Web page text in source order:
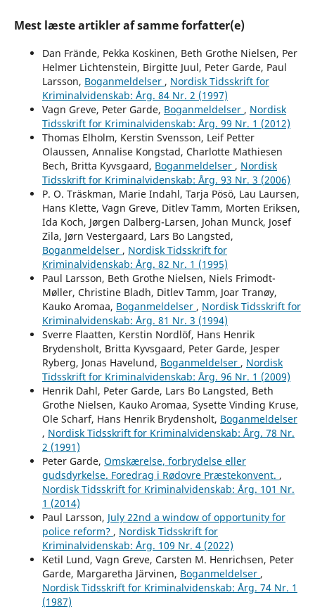
Mest læste artikler af samme forfatter(e)
Dan Frände, Pekka Koskinen, Beth Grothe Nielsen, Per
Helmer Lichtenstein, Birgitte Juul, Peter Garde, Paul
Larsson, Boganmeldelser , Nordisk Tidsskrift for
Kriminalvidenskab: Årg. 84 Nr. 2 (1997)
Vagn Greve, Peter Garde, Boganmeldelser , Nordisk
Tidsskrift for Kriminalvidenskab: Årg. 99 Nr. 1 (2012)
Thomas Elholm, Kerstin Svensson, Leif Petter
Olaussen, Annalise Kongstad, Charlotte Mathiesen
Bech, Britta Kyvsgaard, Boganmeldelser , Nordisk
Tidsskrift for Kriminalvidenskab: Årg. 93 Nr. 3 (2006)
P. O. Träskman, Marie Indahl, Tarja Pösö, Lau Laursen,
Hans Klette, Vagn Greve, Ditlev Tamm, Morten Eriksen,
Ida Koch, Jørgen Dalberg-Larsen, Johan Munck, Josef
Zila, Jørn Vestergaard, Lars Bo Langsted,
Boganmeldelser , Nordisk Tidsskrift for
Kriminalvidenskab: Årg. 82 Nr. 1 (1995)
Paul Larsson, Beth Grothe Nielsen, Niels Frimodt-
Møller, Christine Bladh, Ditlev Tamm, Joar Tranøy,
Kauko Aromaa, Boganmeldelser , Nordisk Tidsskrift for
Kriminalvidenskab: Årg. 81 Nr. 3 (1994)
Sverre Flaatten, Kerstin Nordlöf, Hans Henrik
Brydensholt, Britta Kyvsgaard, Peter Garde, Jesper
Ryberg, Jonas Havelund, Boganmeldelser , Nordisk
Tidsskrift for Kriminalvidenskab: Årg. 96 Nr. 1 (2009)
Henrik Dahl, Peter Garde, Lars Bo Langsted, Beth
Grothe Nielsen, Kauko Aromaa, Sysette Vinding Kruse,
Ole Scharf, Hans Henrik Brydensholt, Boganmeldelser
, Nordisk Tidsskrift for Kriminalvidenskab: Årg. 78 Nr.
2 (1991)
Peter Garde, Omskærelse, forbrydelse eller
gudsdyrkelse. Foredrag i Rødovre Præstekonvent. ,
Nordisk Tidsskrift for Kriminalvidenskab: Årg. 101 Nr.
1 (2014)
Paul Larsson, July 22nd a window of opportunity for
police reform? , Nordisk Tidsskrift for
Kriminalvidenskab: Årg. 109 Nr. 4 (2022)
Ketil Lund, Vagn Greve, Carsten M. Henrichsen, Peter
Garde, Margaretha Järvinen, Boganmeldelser ,
Nordisk Tidsskrift for Kriminalvidenskab: Årg. 74 Nr. 1
(1987)